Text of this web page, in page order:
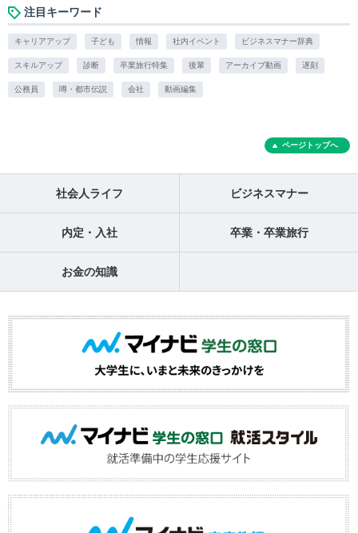
注目キーワード
キャリアアップ 子ども 情報 社内イベント ビジネスマナー辞典
スキルアップ 診断 卒業旅行特集 後輩 アーカイブ動画 遅刻
公務員 噂・都市伝説 会社 動画編集
ページトップへ
社会人ライフ ビジネスマナー
内定・入社 卒業・卒業旅行
お金の知識